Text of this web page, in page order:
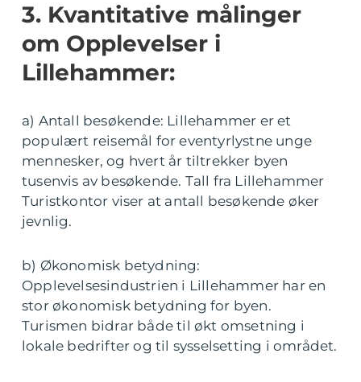
3. Kvantitative målinger
om Opplevelser i
Lillehammer:
a) Antall besøkende: Lillehammer er et
populært reisemål for eventyrlystne unge
mennesker, og hvert år tiltrekker byen
tusenvis av besøkende. Tall fra Lillehammer
Turistkontor viser at antall besøkende øker
jevnlig.
b) Økonomisk betydning:
Opplevelsesindustrien i Lillehammer har en
stor økonomisk betydning for byen.
Turismen bidrar både til økt omsetning i
lokale bedrifter og til sysselsetting i området.